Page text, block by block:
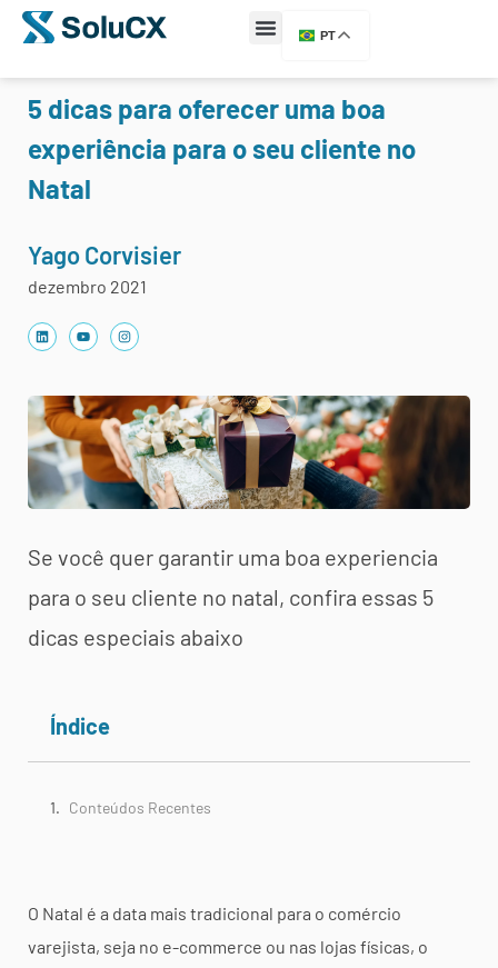
PT
5 dicas para oferecer uma boa
experiência para o seu cliente no
Natal
Yago Corvisier
dezembro 2021
Se você quer garantir uma boa experiencia
para o seu cliente no natal, confira essas 5
dicas especiais abaixo
Índice
Conteúdos Recentes
O Natal é a data mais tradicional para o comércio
varejista, seja no e-commerce ou nas lojas físicas, o